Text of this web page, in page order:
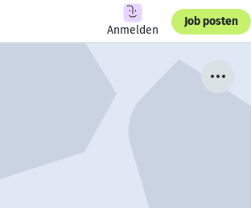
Anmelden
Job posten